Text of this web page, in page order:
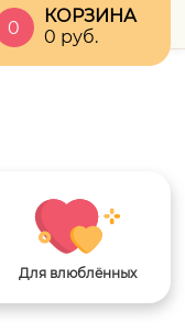
КОРЗИНА
0 руб.
0
Для влюблённых